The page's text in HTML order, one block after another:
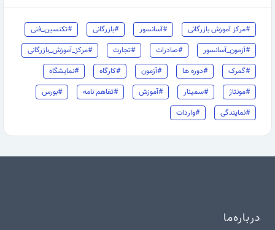
#مرکز آموزش بازرگانی #آسانسور #بازرگانی
#تکنسین_فنی
#آزمون_آسانسور
#صادرات #تجارت
#مرکز_آموزش_بازرگانی
#گمرک
#دوره ها #آزمون #کارگاه
#نمایشگاه
#مونتاژ
#سمینار #آموزش #تفاهم نامه
#بورس
#نمایندگی
#واردات
درباره‌ما